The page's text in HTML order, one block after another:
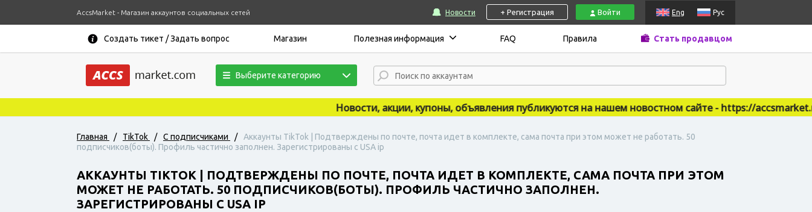
AccsMarket - Магазин аккаунтов социальных сетей Новости + Регистрация Войти Eng Рус
Создать тикет / Задать вопрос Магазин Полезная информация FAQ Правила Стать продавцом
Выберите категорию
Новости, акции, купоны, объявления публикуются на нашем новостном сайте - https://
Главная / TikTok / С подписчиками /
Аккаунты TikTok | Подтверждены по почте, почта идет в комплекте, сама почта при этом может не работать. 50
подписчиков(боты). Профиль частично заполнен. Зарегистрированы с USA ip
АККАУНТЫ TIKTOK | ПОДТВЕРЖДЕНЫ ПО ПОЧТЕ, ПОЧТА ИДЕТ В КОМПЛЕКТЕ, САМА ПОЧТА ПРИ ЭТОМ
МОЖЕТ НЕ РАБОТАТЬ. 50 ПОДПИСЧИКОВ(БОТЫ). ПРОФИЛЬ ЧАСТИЧНО ЗАПОЛНЕН.
ЗАРЕГИСТРИРОВАНЫ С USA IP